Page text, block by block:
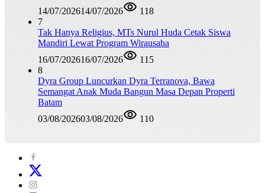
14/07/202614/07/2026
118
7
Tak Hanya Religius, MTs Nurul Huda Cetak Siswa
Mandiri Lewat Program Wirausaha
16/07/202616/07/2026
115
8
Dyra Group Luncurkan Dyra Terranova, Bawa
Semangat Anak Muda Bangun Masa Depan Properti
Batam
03/08/202603/08/2026 110